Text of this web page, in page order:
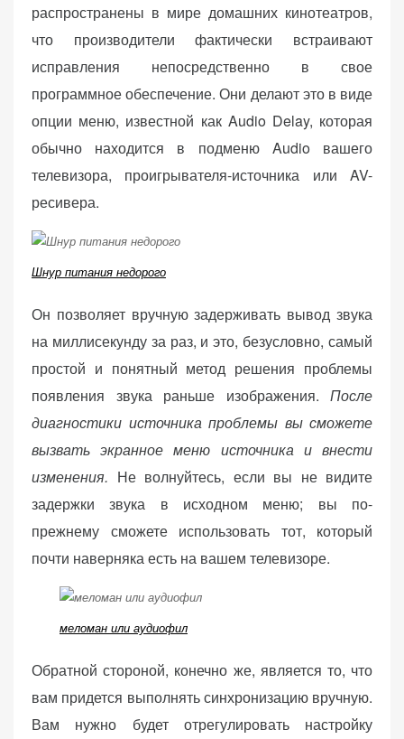
распространены в мире домашних кинотеатров,
что производители фактически встраивают
исправления непосредственно в свое
программное обеспечение. Они делают это в виде
опции меню, известной как Audio Delay, которая
обычно находится в подменю Audio вашего
телевизора, проигрывателя-источника или AV-
ресивера.
Шнур питания недорого
Он позволяет вручную задерживать вывод звука
на миллисекунду за раз, и это, безусловно, самый
простой и понятный метод решения проблемы
появления звука раньше изображения. После
диагностики источника проблемы вы сможете
вызвать экранное меню источника и внести
изменения. Не волнуйтесь, если вы не видите
задержки звука в исходном меню; вы по-
прежнему сможете использовать тот, который
почти наверняка есть на вашем телевизоре.
меломан или аудиофил
Обратной стороной, конечно же, является то, что
вам придется выполнять синхронизацию вручную.
Вам нужно будет отрегулировать настройку